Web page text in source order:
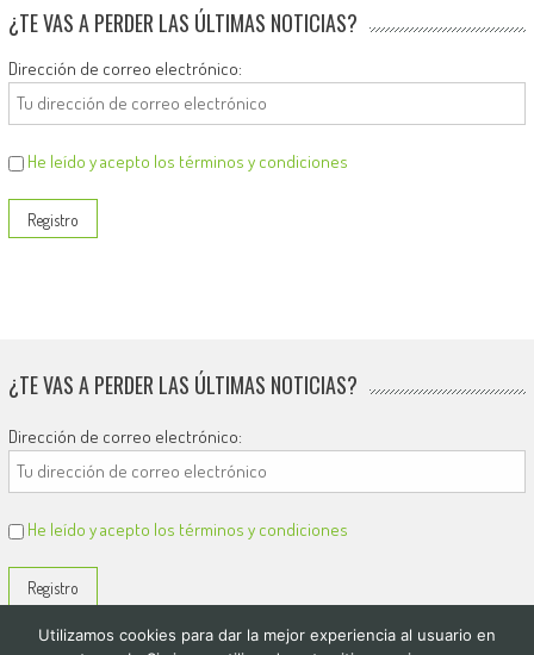
¿TE VAS A PERDER LAS ÚLTIMAS NOTICIAS?
Dirección de correo electrónico:
He leído y acepto los términos y condiciones
¿TE VAS A PERDER LAS ÚLTIMAS NOTICIAS?
Dirección de correo electrónico:
He leído y acepto los términos y condiciones
Utilizamos cookies para dar la mejor experiencia al usuario en